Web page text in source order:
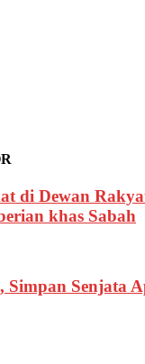
di Dewan
khas Sabah
Senjata